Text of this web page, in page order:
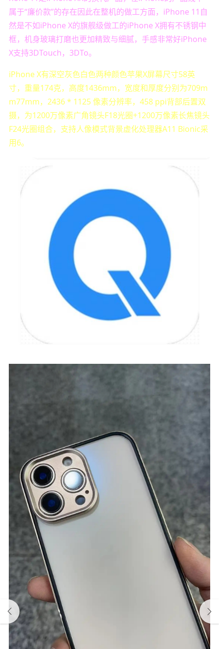
属于“廉价款”的存在因此在整机的做工方面，iPhone 11自
然是不如iPhone X的旗舰级做工的iPhone X拥有不锈钢中
框，机身玻璃打磨也更加精致与细腻，手感非常好iPhone
X支持3DTouch，3DTo。
iPhone X有深空灰色白色两种颜色苹果X屏幕尺寸58英
寸，重量174克，高度1436mm，宽度和厚度分别为709m
m77mm，2436 * 1125 像素分辨率，458 ppi背部后置双
摄，为1200万像素广角镜头F18光圈+1200万像素长焦镜头
F24光圈组合，支持人像模式背景虚化处理器A11 Bionic采
用6。